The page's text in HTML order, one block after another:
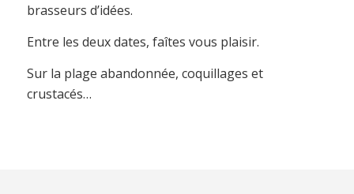
brasseurs d’idées.
Entre les deux dates, faîtes vous plaisir.
Sur la plage abandonnée, coquillages et
crustacés…